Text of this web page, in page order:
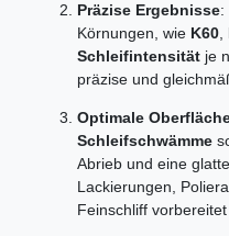
Präzise Ergebnisse:
Körnungen, wie K60,
Schleifintensität je
präzise und
Optimale
Schleifschwämme
Abrieb und eine
Lackierungen,
Feinschliff vorbereitet